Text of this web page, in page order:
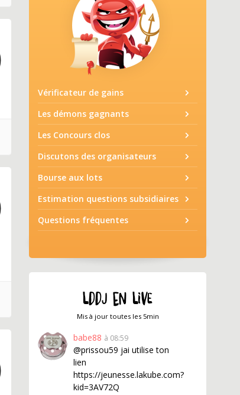
Vérificateur de gains
Les démons gagnants
Les Concours clos
Discutons des organisateurs
Bourse aux lots
Estimation questions subsidiaires
Questions fréquentes
LDDJ EN LIVE
Mis à jour toutes les 5min
babe88 à 08:59
@prissou59 jai utilise ton
lien
https://jeunesse.lakube.com?
kid=3AV72Q